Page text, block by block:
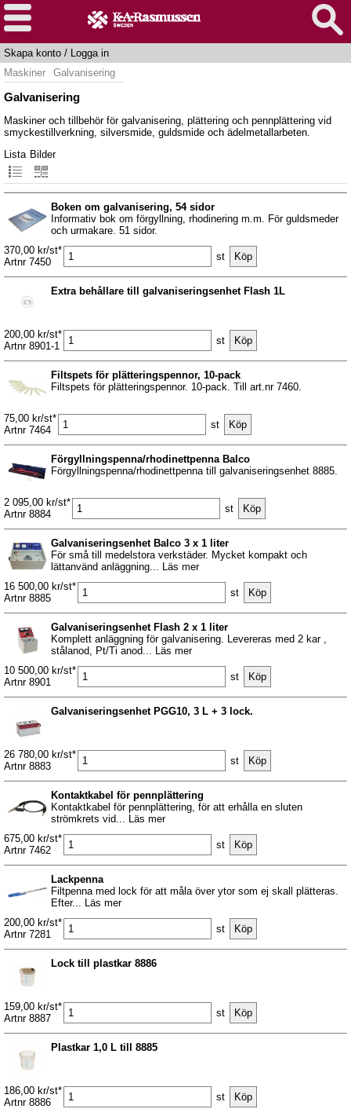
Skapa konto / Logga in
Maskiner
Galvanisering
Galvanisering
Maskiner och tillbehör för galvanisering, plättering och pennplättering vid
smyckestillverkning, silversmide, guldsmide och ädelmetallarbeten.
Lista Bilder
Boken om galvanisering, 54 sidor
Informativ bok om förgyllning, rhodinering m.m. För guldsmeder
och urmakare. 51 sidor.
370,00 kr/st*
Artnr 7450
st
Extra behållare till galvaniseringsenhet Flash 1L
200,00 kr/st*
Artnr 8901-1
st
Filtspets för plätteringspennor, 10-pack
Filtspets för plätteringspennor. 10-pack. Till art.nr 7460.
75,00 kr/st*
Artnr 7464
st
Förgyllningspenna/rhodinettpenna Balco
Förgyllningspenna/rhodinettpenna till galvaniseringsenhet 8885.
2 095,00 kr/st*
Artnr 8884
st
Galvaniseringsenhet Balco 3 x 1 liter
För små till medelstora verkstäder. Mycket kompakt och
lättanvänd anläggning... Läs mer
16 500,00 kr/st*
Artnr 8885
st
Galvaniseringsenhet Flash 2 x 1 liter
Komplett anläggning för galvanisering. Levereras med 2 kar ,
stålanod, Pt/Ti anod... Läs mer
10 500,00 kr/st*
Artnr 8901
st
Galvaniseringsenhet PGG10, 3 L + 3 lock.
26 780,00 kr/st*
Artnr 8883
st
Kontaktkabel för pennplättering
Kontaktkabel för pennplättering, för att erhålla en sluten
strömkrets vid... Läs mer
675,00 kr/st*
Artnr 7462
st
Lackpenna
Filtpenna med lock för att måla över ytor som ej skall plätteras.
Efter... Läs mer
200,00 kr/st*
Artnr 7281
st
Lock till plastkar 8886
159,00 kr/st*
Artnr 8887
st
Plastkar 1,0 L till 8885
186,00 kr/st*
Artnr 8886
st